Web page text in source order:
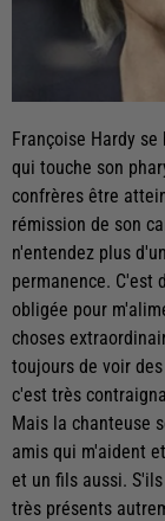
Françoise Hardy
qui touche son
confrères être
rémission de son
n'entendez plus
permanence. C'est
obligée pour
choses
toujours de voir
c'est très
Mais la chanteuse
amis qui m'aident
et un fils aussi.
très présents